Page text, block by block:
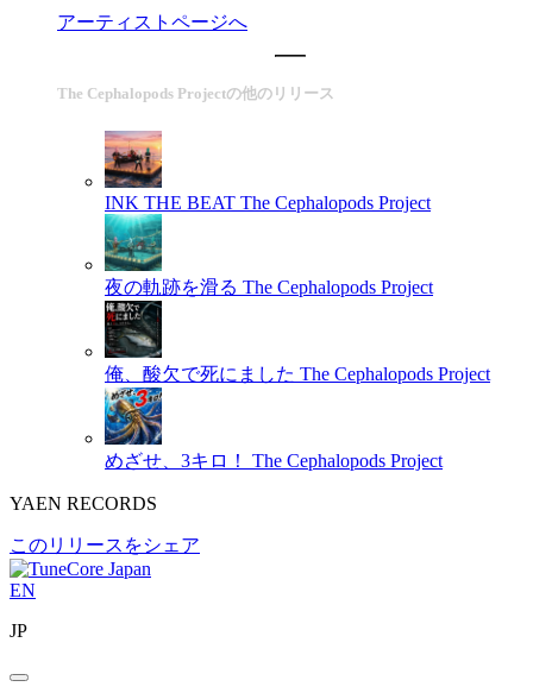
アーティストページへ
The Cephalopods Projectの他のリリース
INK THE BEAT The Cephalopods Project
夜の軌跡を滑る The Cephalopods Project
俺、酸欠で死にました The Cephalopods Project
めざせ、3キロ！ The Cephalopods Project
YAEN RECORDS
このリリースをシェア
EN
JP